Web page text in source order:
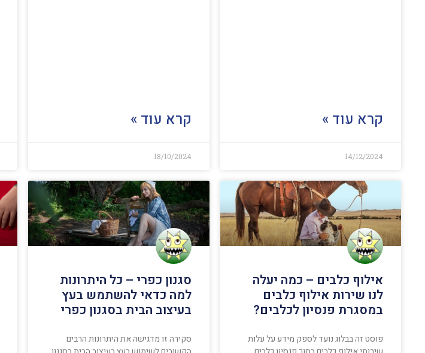
קרא עוד »
14/12/2024
קרא עוד »
18/10/2024
אילוף כלבים – כמה יעלה
לנו שירות אילוף כלבים
במסגרת פנסיון לכלבים?
פוסט זה בבלוג נועד לספק מידע על עלות
סגנון כפרי – כל היתרונות
למה כדאי להשתמש בעץ
בעיצוב הבית בסגנון כפרי
סקירה זו מדגישה את היתרונות הרבים